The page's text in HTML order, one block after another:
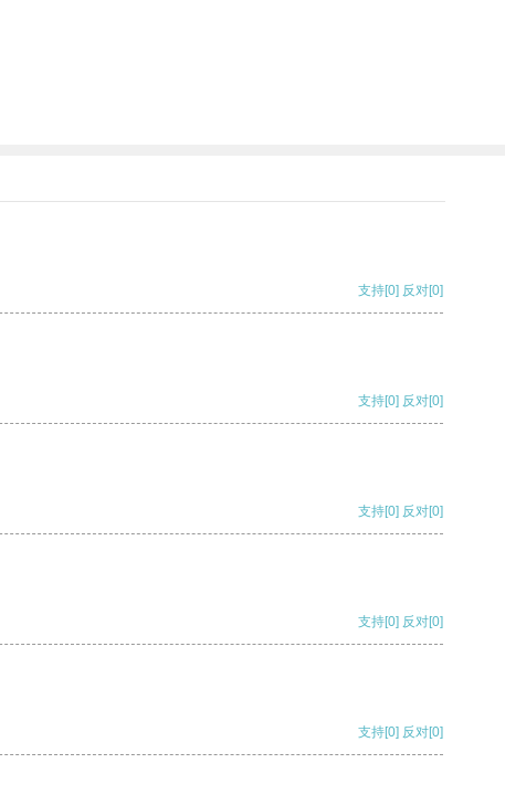
支持[0] 反对[0]
支持[0] 反对[0]
支持[0] 反对[0]
支持[0] 反对[0]
支持[0] 反对[0]